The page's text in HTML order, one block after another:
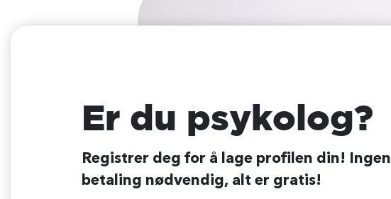
Er du psykolog?
Registrer deg for å lage profilen din! Ingen
betaling nødvendig, alt er gratis!